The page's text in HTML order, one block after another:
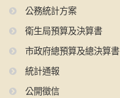
公務統計方案
衛生局預算及決算書
市政府總預算及總決算書
統計通報
公開徵信